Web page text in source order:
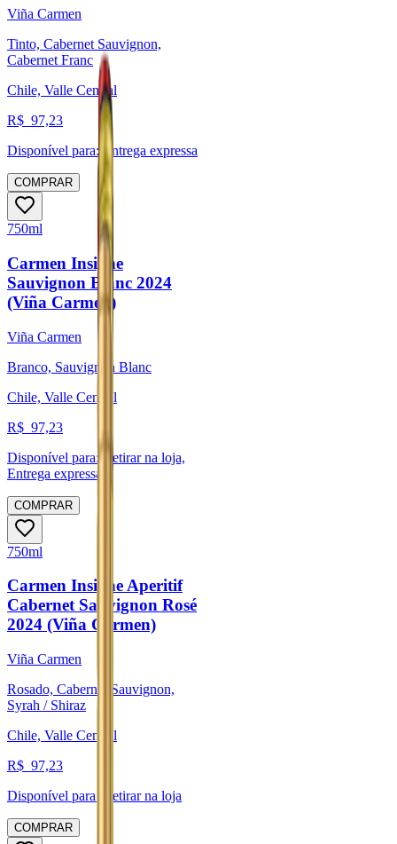
Viña Carmen
Tinto, Cabernet Sauvignon,
Cabernet Franc
Chile, Valle Central
R$ 97,23
Disponível para: Entrega expressa
COMPRAR
750ml
Carmen Insigne
Sauvignon Blanc 2024
(Viña Carmen)
Viña Carmen
Branco, Sauvignon Blanc
Chile, Valle Central
R$ 97,23
Disponível para:
Retirar na loja,
Entrega expressa
COMPRAR
750ml
Carmen Insigne Aperitif
Cabernet Sauvignon Rosé
2024 (Viña Carmen)
Viña Carmen
Rosado, Cabernet Sauvignon,
Syrah / Shiraz
Chile, Valle Central
R$ 97,23
Disponível para:
Retirar na loja
COMPRAR